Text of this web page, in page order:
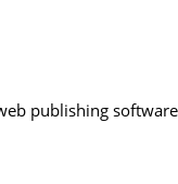
publishing